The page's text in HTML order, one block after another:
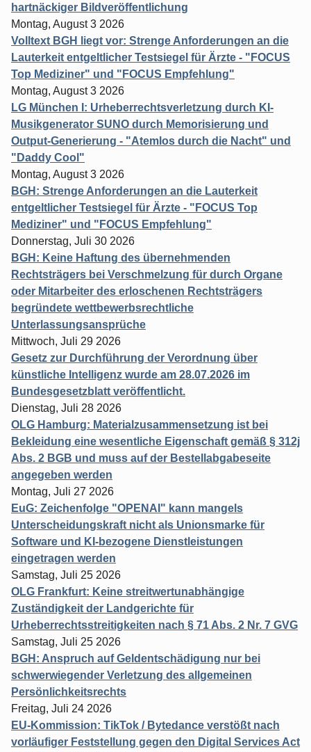
hartnäckiger Bildveröffentlichung
Montag, August 3 2026
Volltext BGH liegt vor: Strenge Anforderungen an die
Lauterkeit entgeltlicher Testsiegel für Ärzte - "FOCUS
Top Mediziner" und "FOCUS Empfehlung"
Montag, August 3 2026
LG München I: Urheberrechtsverletzung durch KI-
Musikgenerator SUNO durch Memorisierung und
Output-Generierung - "Atemlos durch die Nacht" und
"Daddy Cool"
Montag, August 3 2026
BGH: Strenge Anforderungen an die Lauterkeit
entgeltlicher Testsiegel für Ärzte - "FOCUS Top
Mediziner" und "FOCUS Empfehlung"
Donnerstag, Juli 30 2026
BGH: Keine Haftung des übernehmenden
Rechtsträgers bei Verschmelzung für durch Organe
oder Mitarbeiter des erloschenen Rechtsträgers
begründete wettbewerbsrechtliche
Unterlassungsansprüche
Mittwoch, Juli 29 2026
Gesetz zur Durchführung der Verordnung über
künstliche Intelligenz wurde am 28.07.2026 im
Bundesgesetzblatt veröffentlicht.
Dienstag, Juli 28 2026
OLG Hamburg: Materialzusammensetzung ist bei
Bekleidung eine wesentliche Eigenschaft gemäß § 312j
Abs. 2 BGB und muss auf der Bestellabgabeseite
angegeben werden
Montag, Juli 27 2026
EuG: Zeichenfolge "OPENAI" kann mangels
Unterscheidungskraft nicht als Unionsmarke für
Software und KI-bezogene Dienstleistungen
eingetragen werden
Samstag, Juli 25 2026
OLG Frankfurt: Keine streitwertunabhängige
Zuständigkeit der Landgerichte für
Urheberrechtsstreitigkeiten nach § 71 Abs. 2 Nr. 7 GVG
Samstag, Juli 25 2026
BGH: Anspruch auf Geldentschädigung nur bei
schwerwiegender Verletzung des allgemeinen
Persönlichkeitsrechts
Freitag, Juli 24 2026
EU-Kommission: TikTok / Bytedance verstößt nach
vorläufiger Feststellung gegen den Digital Services Act